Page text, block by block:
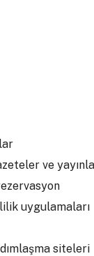
ve
uygulamaları
siteleri